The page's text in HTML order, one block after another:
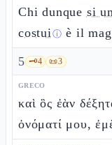
Chi dunque si
costuiⓘ è il
5 🗝️4 📜3
GRECO
καὶ ὃς ἐὰν
ὀνόματί μου,